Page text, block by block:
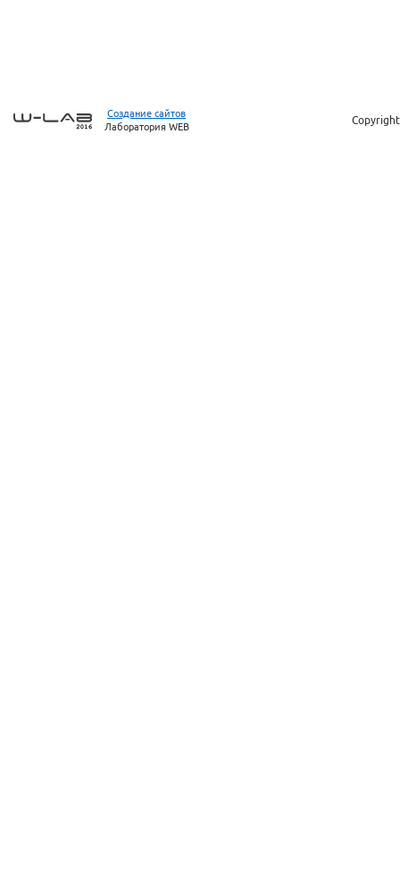
Создание сайтов
Лаборатория WEB